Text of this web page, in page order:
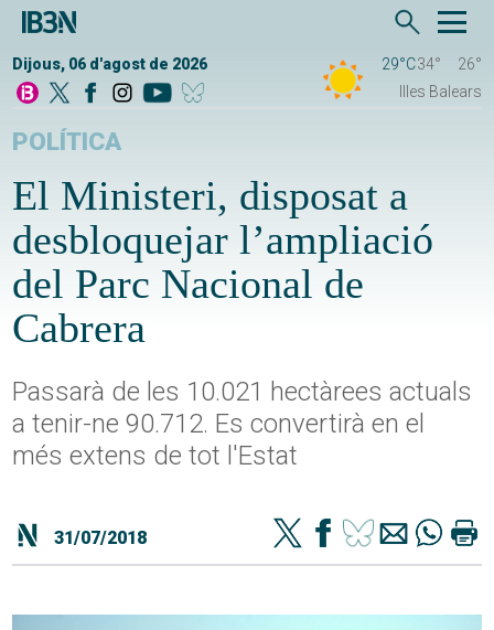
Dijous, 06 d'agost de 2026 29°C34°
26°
Illes Balears
POLÍTICA
El Ministeri, disposat a
desbloquejar l’ampliació
del Parc Nacional de
Cabrera
Passarà de les 10.021 hectàrees actuals
a tenir-ne 90.712. Es convertirà en el
més extens de tot l'Estat
31/07/2018